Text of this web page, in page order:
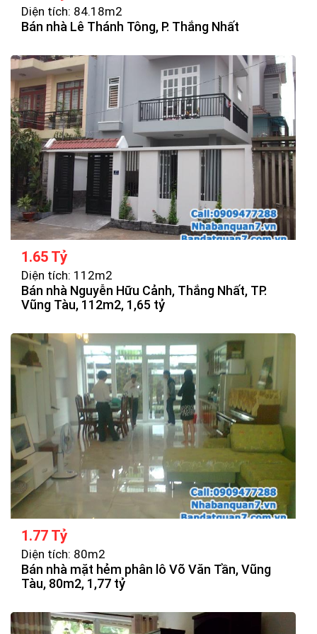
Diện tích: 84.18m2
Bán nhà Lê Thánh Tông, P. Thắng Nhất
1.65 Tỷ
Diện tích: 112m2
Bán nhà Nguyễn Hữu Cảnh, Thắng Nhất, TP.
Vũng Tàu, 112m2, 1,65 tỷ
1.77 Tỷ
Diện tích: 80m2
Bán nhà mặt hẻm phân lô Võ Văn Tần, Vũng
Tàu, 80m2, 1,77 tỷ